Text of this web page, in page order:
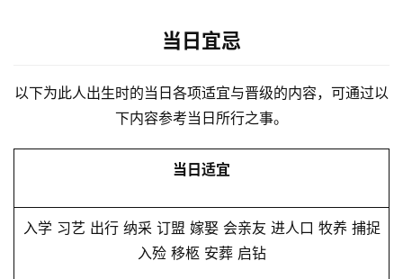
当日宜忌
以下为此人出生时的当日各项适宜与晋级的内容，可通过以
下内容参考当日所行之事。
当日适宜
入学 习艺 出行 纳采 订盟 嫁娶 会亲友 进人口 牧养 捕捉
入殓 移柩 安葬 启钻